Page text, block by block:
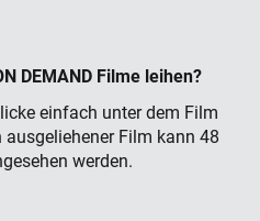
DEMAND Filme leihen?
einfach unter dem Film
ausgeliehener Film kann 48
werden.